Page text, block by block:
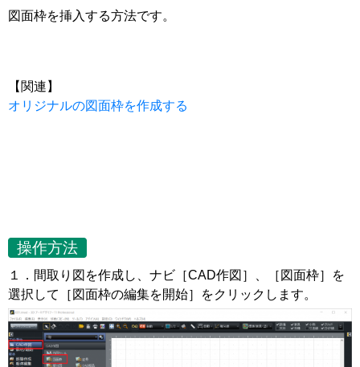
図面枠を挿入する方法です。
【関連】
オリジナルの図面枠を作成する
操作方法
１．間取り図を作成し、ナビ［CAD作図］、［図面枠］を
選択して［図面枠の編集を開始］をクリックします。